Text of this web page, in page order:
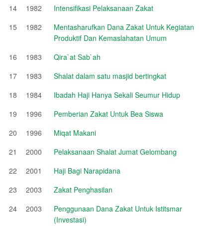
14
1982
Intensifikasi Pelaksanaan Zakat
15
1982
Mentasharufkan Dana Zakat Untuk Kegiatan
Produktif Dan Kemaslahatan Umum
16
1983
Qira`at Sab`ah
17
1983
Shalat dalam satu masjid bertingkat
18
1984
Ibadah Haji Hanya Sekali Seumur Hidup
19
1996
Pemberian Zakat Untuk Bea Siswa
20
1996
Miqat Makani
21
2000
Pelaksanaan Shalat Jumat Gelombang
22
2001
Haji Bagi Narapidana
23
2003
Zakat Penghasilan
24
2003
Penggunaan Dana Zakat Untuk Istitsmar
(Investasi)